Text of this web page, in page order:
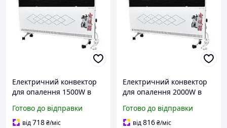
Електричний конвектор
для опалення 1500W в
pelican
Готово до відправки
від718₴/міс
Електричний конвектор
для опалення 2000W в
pelican
Готово до відправки
від816₴/міс